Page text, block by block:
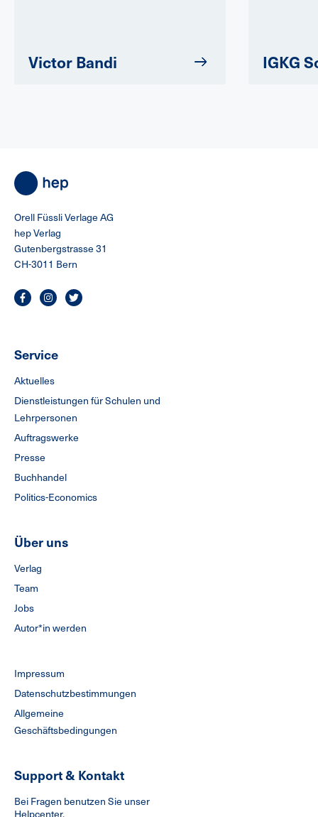
Victor Bandi IGKG
Orell Füssli Verlage AG
hep Verlag
Gutenbergstrasse 31
CH-3011 Bern
Service
Aktuelles
Dienstleistungen für Schulen und
Lehrpersonen
Auftragswerke
Presse
Buchhandel
Politics-Economics
Über uns
Verlag
Team
Jobs
Autor*in werden
Impressum
Datenschutzbestimmungen
Allgemeine
Geschäftsbedingungen
Support & Kontakt
Bei Fragen benutzen Sie unser
Helpcenter.